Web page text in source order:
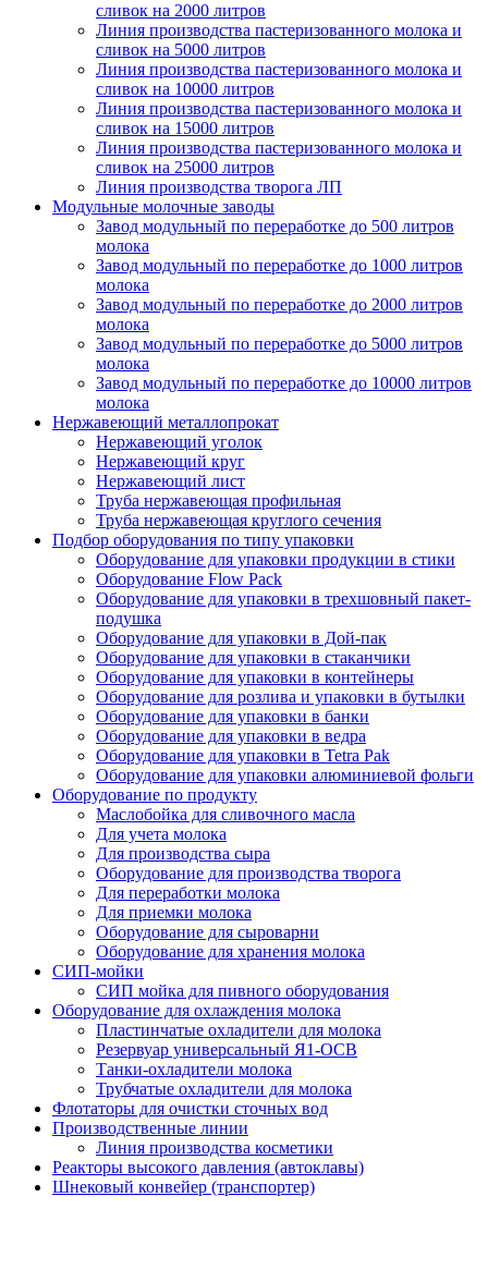
сливок на 2000 литров
Линия производства пастеризованного молока и
сливок на 5000 литров
Линия производства пастеризованного молока и
сливок на 10000 литров
Линия производства пастеризованного молока и
сливок на 15000 литров
Линия производства пастеризованного молока и
сливок на 25000 литров
Линия производства творога ЛП
Модульные молочные заводы
Завод модульный по переработке до 500 литров
молока
Завод модульный по переработке до 1000 литров
молока
Завод модульный по переработке до 2000 литров
молока
Завод модульный по переработке до 5000 литров
молока
Завод модульный по переработке до 10000 литров
молока
Нержавеющий металлопрокат
Нержавеющий уголок
Нержавеющий круг
Нержавеющий лист
Труба нержавеющая профильная
Труба нержавеющая круглого сечения
Подбор оборудования по типу упаковки
Оборудование для упаковки продукции в стики
Оборудование Flow Pack
Оборудование для упаковки в трехшовный пакет-
подушка
Оборудование для упаковки в Дой-пак
Оборудование для упаковки в стаканчики
Оборудование для упаковки в контейнеры
Оборудование для розлива и упаковки в бутылки
Оборудование для упаковки в банки
Оборудование для упаковки в ведра
Оборудование для упаковки в Tetra Pak
Оборудование для упаковки алюминиевой фольги
Оборудование по продукту
Маслобойка для сливочного масла
Для учета молока
Для производства сыра
Оборудование для производства творога
Для переработки молока
Для приемки молока
Оборудование для сыроварни
Оборудование для хранения молока
СИП-мойки
СИП мойка для пивного оборудования
Оборудование для охлаждения молока
Пластинчатые охладители для молока
Резервуар универсальный Я1-ОСВ
Танки-охладители молока
Трубчатые охладители для молока
Флотаторы для очистки сточных вод
Производственные линии
Линия производства косметики
Реакторы высокого давления (автоклавы)
Шнековый конвейер (транспортер)